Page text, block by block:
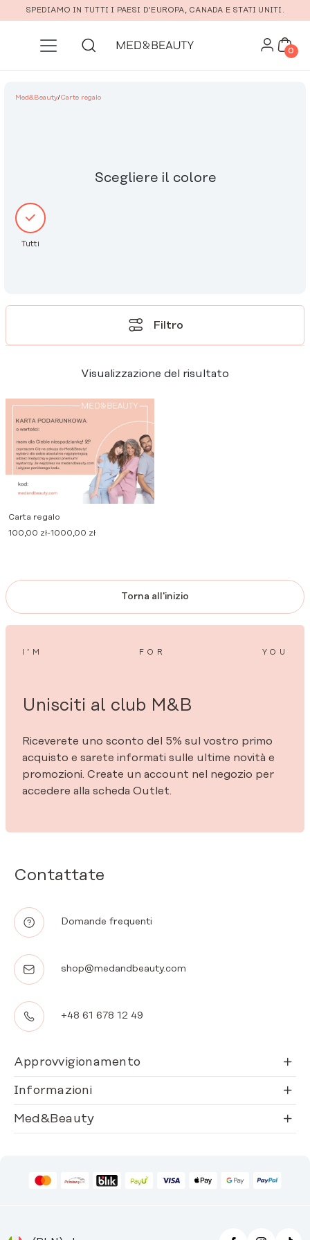
Vai al contenuto principale
SPEDIAMO IN TUTTI I PAESI D'EUROPA, CANADA E STATI UNITI.
0
Med&Beauty/Carte regalo
Scegliere il colore
Tutti
Filtro
Visualizzazione del risultato
Carta regalo
100,00 zł-1000,00 zł
Fascia
a
Torna all'inizio
Contattate
Domande frequenti
shop@medandbeauty.com
+48 61 678 12 49
Approvvigionamento
Informazioni
Med&Beauty
I’M FOR YOU
Unisciti al club M&B
Riceverete uno sconto del 5% sul vostro primo
acquisto e sarete informati sulle ultime novità e
promozioni. Create un account nel negozio per
accedere alla scheda Outlet.